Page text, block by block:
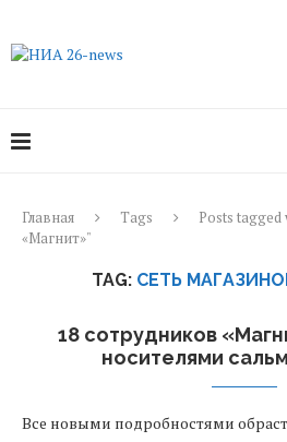
Главная Tags
Posts tagged
«Магнит»"
TAG: СЕТЬ
18 сотрудников
носителями
Все новыми подробностями